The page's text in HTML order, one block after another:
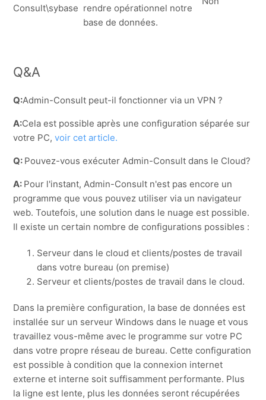
Consult\sybase rendre opérationnel notre
base de données.
Q&A
Q:Admin-Consult peut-il fonctionner via un VPN ?
A:Cela est possible après une configuration séparée sur
votre PC,voir cet article.
Q: Pouvez-vous exécuter Admin-Consult dans le Cloud?
A: Pour l'instant, Admin-Consult n'est pas encore un
programme que vous pouvez utiliser via un navigateur
web. Toutefois, une solution dans le nuage est possible.
Il existe un certain nombre de configurations possibles :
Serveur dans le cloud et clients/postes de travail
dans votre bureau (on premise)
Serveur et clients/postes de travail dans le cloud.
Dans la première configuration, la base de données est
installée sur un serveur Windows dans le nuage et vous
travaillez vous-même avec le programme sur votre PC
dans votre propre réseau de bureau. Cette configuration
est possible à condition que la connexion internet
externe et interne soit suffisamment performante. Plus
la ligne est lente, plus les données seront récupérées